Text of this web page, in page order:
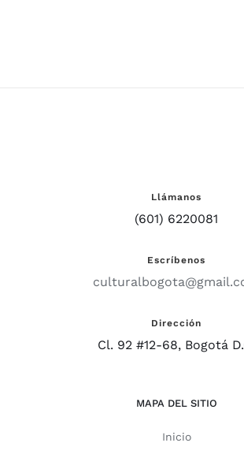
Llámanos
(601) 6220081
Escríbenos
Dirección
Cl. 92 #12-68, Bogotá
MAPA DEL SITIO
Inicio